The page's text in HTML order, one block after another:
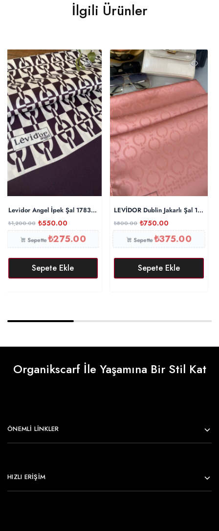
İlgili Ürünler
Levidor Angel İpek Şal 17834 – Patlıcan
₺1,200.00 ₺550.00
Sepette₺275.00
Sepete Ekle
LEVİDOR Dublin Jakarlı Şal 17886
₺800.00 ₺750.00
Sepette₺375.00
Sepete Ekle
Organikscarf İle Yaşamına Bir Stil Kat
ÖNEMLI LINKLER
HIZLI ERİŞİM